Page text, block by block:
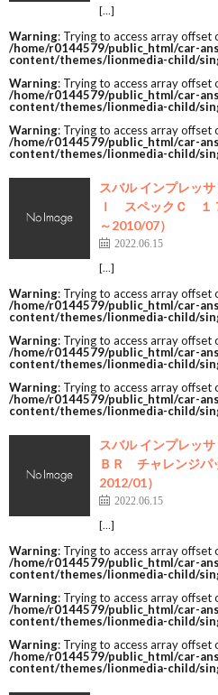
[…]
Warning: Trying to access array offset
/home/r0144579/public_html/car-
content/themes/lionmedia-child/
Warning: Trying to access array offset
/home/r0144579/public_html/car-
content/themes/lionmedia-child/
Warning: Trying to access array offset
/home/r0144579/public_html/car-
content/themes/lionmedia-child/
スバル インプレッ
Ｉ スペックＣ １
～2010/07）
2022.06.15
[…]
Warning: Trying to access array offset
/home/r0144579/public_html/car-
content/themes/lionmedia-child/
Warning: Trying to access array offset
/home/r0144579/public_html/car-
content/themes/lionmedia-child/
Warning: Trying to access array offset
/home/r0144579/public_html/car-
content/themes/lionmedia-child/
スバル インプレ
ＢＲ チャレンジパ
2012/01）
2022.06.15
[…]
Warning: Trying to access array offset
/home/r0144579/public_html/car-
content/themes/lionmedia-child/
Warning: Trying to access array offset
/home/r0144579/public_html/car-
content/themes/lionmedia-child/
Warning: Trying to access array offset
/home/r0144579/public_html/car-
content/themes/lionmedia-child/